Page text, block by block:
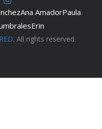
Ana AmadorPaula
Erin
. All rights reserved.